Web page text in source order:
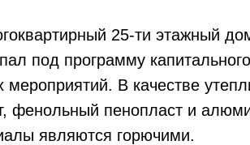
25-ти этажный
под программу
мероприятий. В качестве
фенольный пенопласт и
являются горючими.